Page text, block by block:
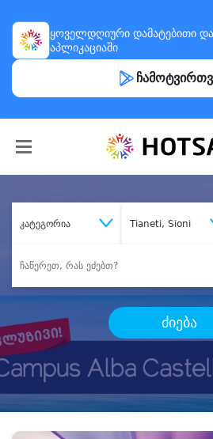
ყოველდღიური დამატებითი
აპლიკაციაში
კატეგორია Tianeti, Sioni
ძიება